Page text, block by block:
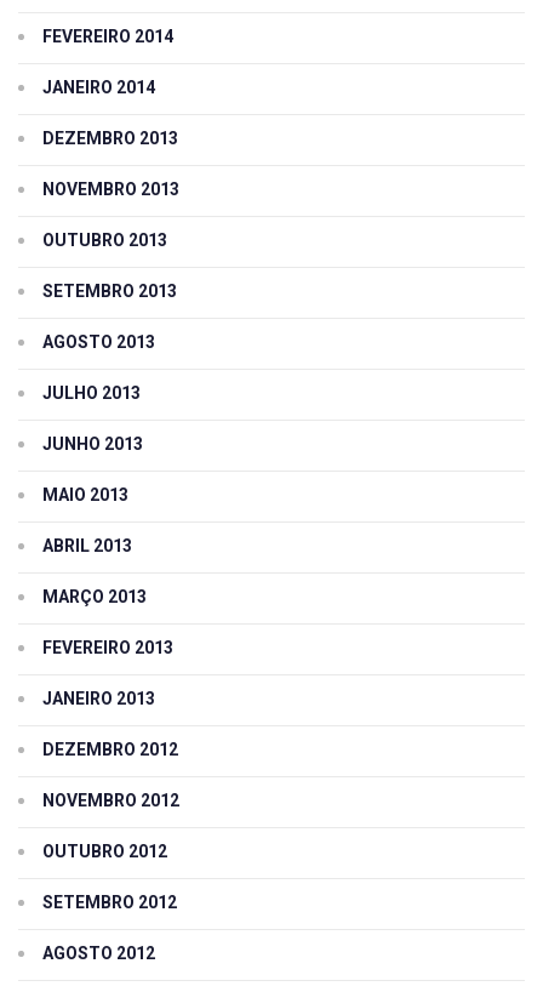
FEVEREIRO 2014
JANEIRO 2014
DEZEMBRO 2013
NOVEMBRO 2013
OUTUBRO 2013
SETEMBRO 2013
AGOSTO 2013
JULHO 2013
JUNHO 2013
MAIO 2013
ABRIL 2013
MARÇO 2013
FEVEREIRO 2013
JANEIRO 2013
DEZEMBRO 2012
NOVEMBRO 2012
OUTUBRO 2012
SETEMBRO 2012
AGOSTO 2012